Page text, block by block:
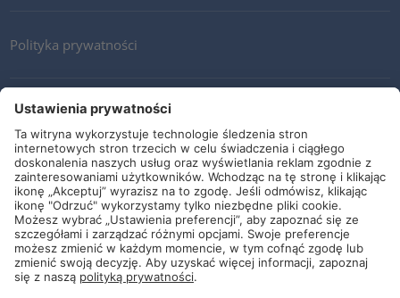
Polityka prywatności
Kontakt
Newsletter
Ogólne warunki i dostawy
Wytyczne i zobowiązania